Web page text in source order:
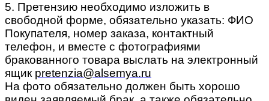
5. Претензию необходимо изложить в
свободной форме, обязательно указать: ФИО
Покупателя, номер заказа, контактный
телефон, и вместе с фотографиями
бракованного товара выслать на электронный
ящик pretenzia@alsemya.ru
На фото обязательно должен быть хорошо